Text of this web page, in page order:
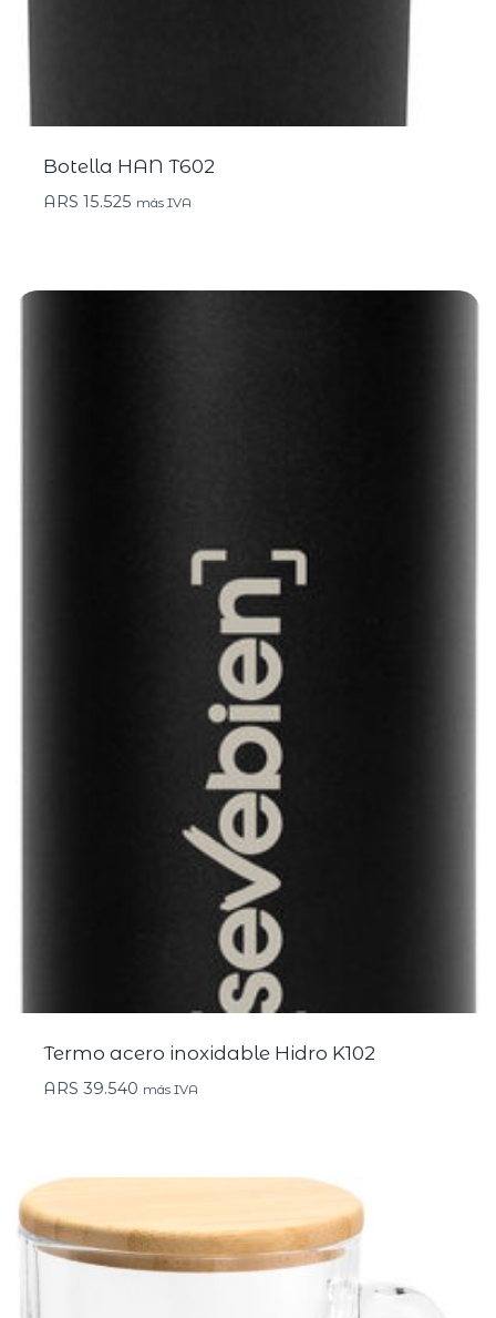
Botella HAN T602
ARS 15.525 más IVA
Termo acero inoxidable Hidro K102
ARS 39.540 más IVA